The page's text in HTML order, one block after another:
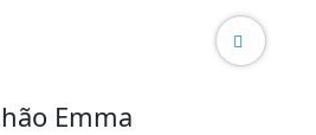
Emma